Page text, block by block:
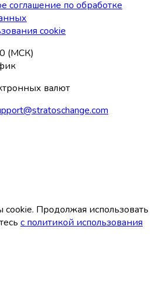
соглашение по обработке
coоkie
(МСК)
валют
Продолжая использовать
с политикой использования